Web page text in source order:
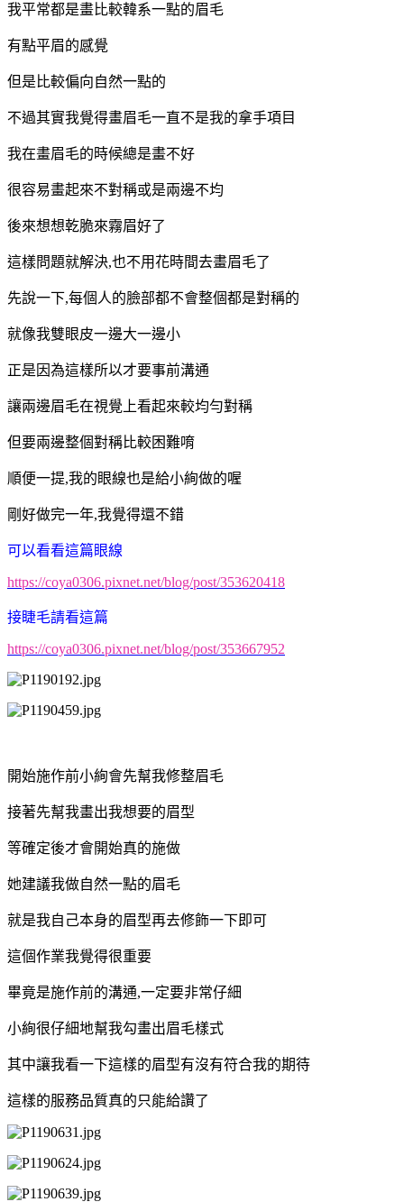
我平常都是畫比較韓系一點的眉毛
有點平眉的感覺
但是比較偏向自然一點的
不過其實我覺得畫眉毛一直不是我的拿手項目
我在畫眉毛的時候總是畫不好
很容易畫起來不對稱或是兩邊不均
後來想想乾脆來霧眉好了
這樣問題就解決,也不用花時間去畫眉毛了
先說一下,每個人的臉部都不會整個都是對稱的
就像我雙眼皮一邊大一邊小
正是因為這樣所以才要事前溝通
讓兩邊眉毛在視覺上看起來較均勻對稱
但要兩邊整個對稱比較困難唷
順便一提,我的眼線也是給小絢做的喔
剛好做完一年,我覺得還不錯
可以看看這篇眼線
https://coya0306.pixnet.net/blog/post/353620418
接睫毛請看這篇
https://coya0306.pixnet.net/blog/post/353667952
開始施作前小絢會先幫我修整眉毛
接著先幫我畫出我想要的眉型
等確定後才會開始真的施做
她建議我做自然一點的眉毛
就是我自己本身的眉型再去修飾一下即可
這個作業我覺得很重要
畢竟是施作前的溝通,一定要非常仔細
小絢很仔細地幫我勾畫出眉毛樣式
其中讓我看一下這樣的眉型有沒有符合我的期待
這樣的服務品質真的只能給讚了